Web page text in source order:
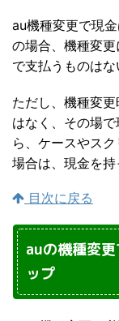
au機種変更で現
の場合、機種変
で支払うものはな
ただし、機種変
はなく、その場
ら、ケースやス
場合は、現金を持
目次に戻る
auの機種変
ップ